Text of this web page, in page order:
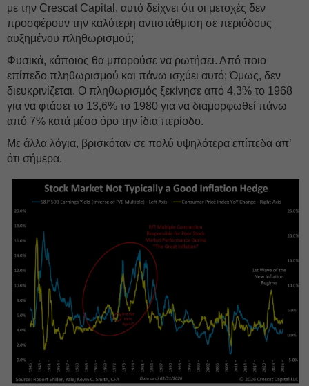
με την Crescat Capital, αυτό δείχνει ότι οι μετοχές δεν
προσφέρουν την καλύτερη αντιστάθμιση σε περιόδους
αυξημένου πληθωρισμού;
Φυσικά, κάποιος θα μπορούσε να ρωτήσει. Από ποιο
επίπεδο πληθωρισμού και πάνω ισχύει αυτό; Όμως, δεν
διευκρινίζεται. Ο πληθωρισμός ξεκίνησε από 4,3% το 1968
για να φτάσει το 13,6% το 1980 για να διαμορφωθεί πάνω
από 7% κατά μέσο όρο την ίδια περίοδο.
Με άλλα λόγια, βρισκόταν σε πολύ υψηλότερα επίπεδα απ’
ότι σήμερα.